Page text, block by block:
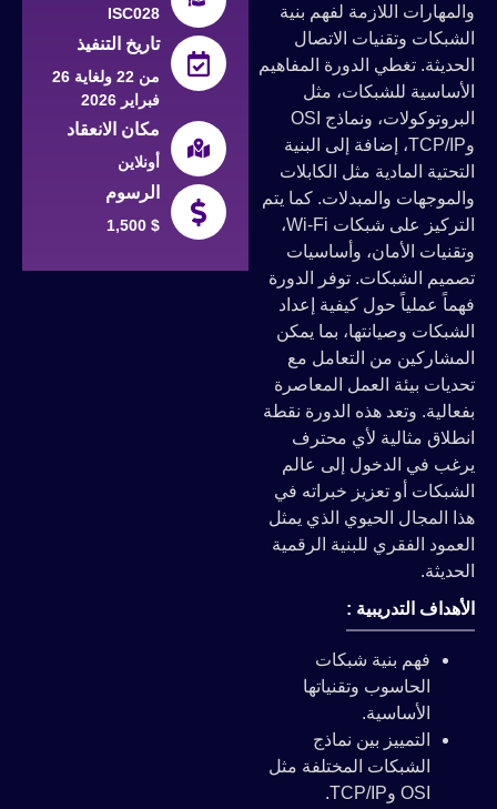
والمهارات اللازمة لفهم بنية
الشبكات وتقنيات الاتصال
الحديثة. تغطي الدورة المفاهيم
الأساسية للشبكات، مثل
البروتوكولات، ونماذج OSI
وTCP/IP، إضافة إلى البنية
التحتية المادية مثل الكابلات
والموجهات والمبدلات. كما يتم
التركيز على شبكات Wi-Fi،
وتقنيات الأمان، وأساسيات
تصميم الشبكات. توفر الدورة
فهماً عملياً حول كيفية إعداد
الشبكات وصيانتها، بما يمكن
المشاركين من التعامل مع
تحديات بيئة العمل المعاصرة
بفعالية. وتعد هذه الدورة نقطة
انطلاق مثالية لأي محترف
يرغب في الدخول إلى عالم
الشبكات أو تعزيز خبراته في
هذا المجال الحيوي الذي يمثل
العمود الفقري للبنية الرقمية
الحديثة.
الأهداف التدريبية :
فهم بنية شبكات
الحاسوب وتقنياتها
الأساسية.
التمييز بين نماذج
الشبكات المختلفة مثل
OSI وTCP/IP.
ISC028
تاريخ التنفيذ
من 22 ولغاية 26
فبراير 2026
مكان الانعقاد
أونلاين
الرسوم
1,500 $